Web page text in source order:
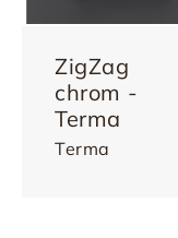
ZigZag
chrom -
Terma
Terma